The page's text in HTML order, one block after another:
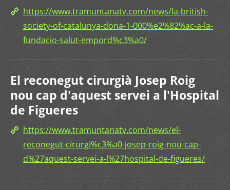
https://www.tramuntanatv.com/news/la-british-
society-of-catalunya-dona-1-000%e2%82%ac-a-la-
fundacio-salut-empord%c3%a0/
El reconegut cirurgià Josep Roig
nou cap d'aquest servei a l'Hospital
de Figueres
https://www.tramuntanatv.com/news/el-
reconegut-cirurgi%c3%a0-josep-roig-nou-cap-
d%27aquest-servei-a-l%27hospital-de-figueres/